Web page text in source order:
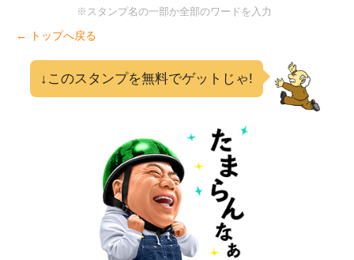
※スタンプ名の一部か全部のワードを入力
← トップへ戻る
↓このスタンプを無料でゲットじゃ!